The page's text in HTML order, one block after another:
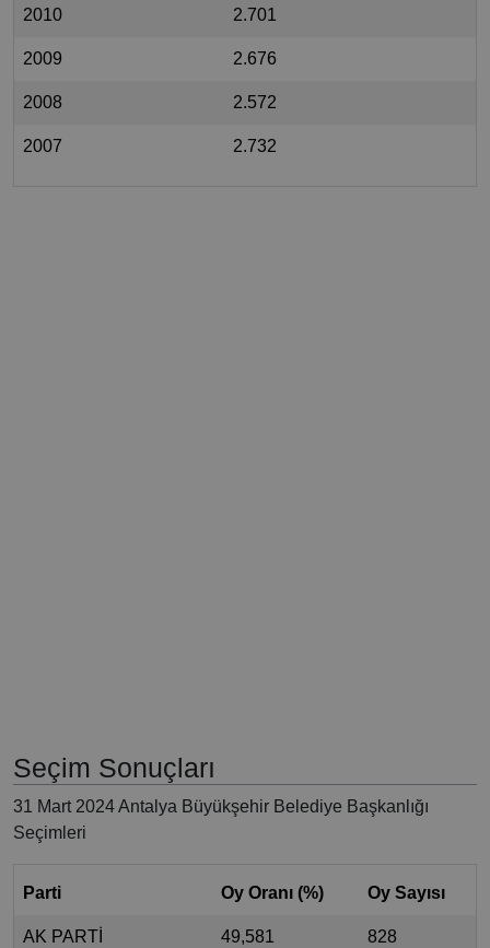
2010 2.701
2009 2.676
2008 2.572
2007 2.732
Seçim Sonuçları
31 Mart 2024 Antalya Büyükşehir Belediye Başkanlığı
Seçimleri
Parti Oy Oranı (%) Oy Sayısı
AK PARTİ 49,581 828